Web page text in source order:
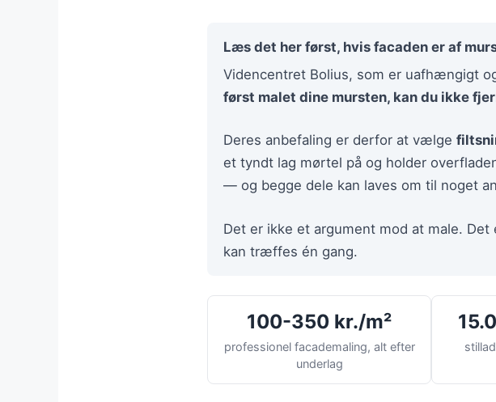
Læs det her først, hvis facaden er af
Videncentret Bolius, som er uafhængigt
først malet dine mursten, kan du ikke
Deres anbefaling er derfor at vælge
et tyndt lag mørtel på og holder
— og begge dele kan laves om til noget
Det er ikke et argument mod at male.
kan træffes én gang.
100-350 kr./m²
professionel facademaling, alt efter
underlag